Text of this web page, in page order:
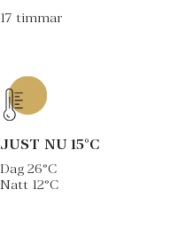
17 timmar
JUST NU 15°C
Dag 26°C
Natt 12°C